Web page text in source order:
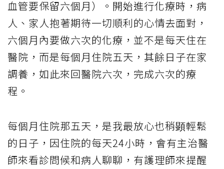
血管要保留六個月）。開始進行化療時，病
人、家人抱著期待一切順利的心情去面對，
六個月內要做六次的化療，並不是每天住在
醫院，而是每個月住院五天，其餘日子在家
調養，如此來回醫院六次，完成六次的療
程。
每個月住院那五天，是我最放心也稍顕輕鬆
的日子，因住院的每天24小時，會有主治醫
師來看診問候和病人聊聊，有護理師來提醒